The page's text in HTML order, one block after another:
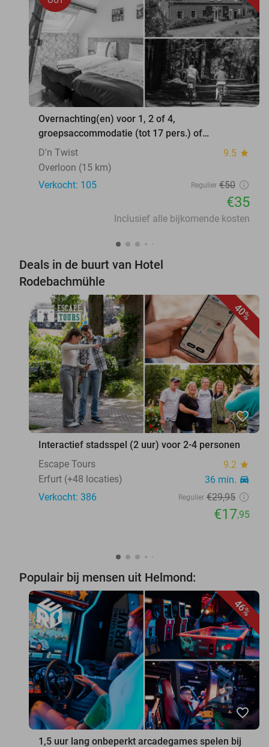
Overnachting(en) voor 1, 2 of 4,
groepsaccommodatie (tot 17 pers.) of
vakantiehuis (4 tot 8 pers.)
D'n Twist 9.5 star
Overloon (15 km)
Verkocht: 105
Regulier €50
€35
Inclusief alle bijkomende kosten
Deals in de buurt van Hotel
Rodebachmühle
40%
favorite_border
Interactief stadsspel (2 uur) voor 2-4 personen
Escape Tours
9.2 star
Erfurt (+48 locaties) 36 min. directions_car
Verkocht: 386 Regulier €29,95
€17,95
Populair bij mensen uit Helmond:
46%
favorite_border
1,5 uur lang onbeperkt arcadegames spelen bij